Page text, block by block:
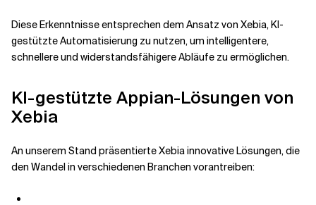
Diese Erkenntnisse entsprechen dem Ansatz von Xebia, KI-
gestützte Automatisierung zu nutzen, um intelligentere,
schnellere und widerstandsfähigere Abläufe zu ermöglichen.
KI-gestützte Appian-Lösungen von
Xebia
An unserem Stand präsentierte Xebia innovative Lösungen, die
den Wandel in verschiedenen Branchen vorantreiben: